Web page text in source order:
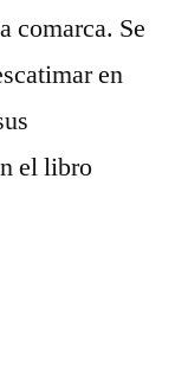
comarca. Se
en
el libro